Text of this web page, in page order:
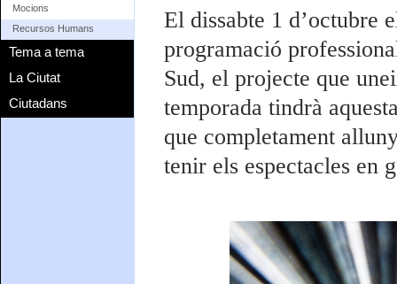
Mocions
Recursos Humans
Tema a tema
La Ciutat
Ciutadans
El dissabte 1 d’octubre
programació
Sud, el projecte que
temporada tindrà
que completament
tenir els espectacles en